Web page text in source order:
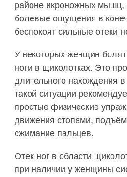
районе икроножных мышц,
болевые ощущения в
беспокоят сильные отеки
У некоторых женщин
ноги в щиколотках. Это
длительного нахождения
такой ситуации
простые физические
движения стопами, подъём
сжимание пальцев.
Отек ног в области
при наличии у женщины